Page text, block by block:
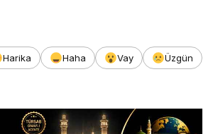
Harika Haha Vay
Üzgün